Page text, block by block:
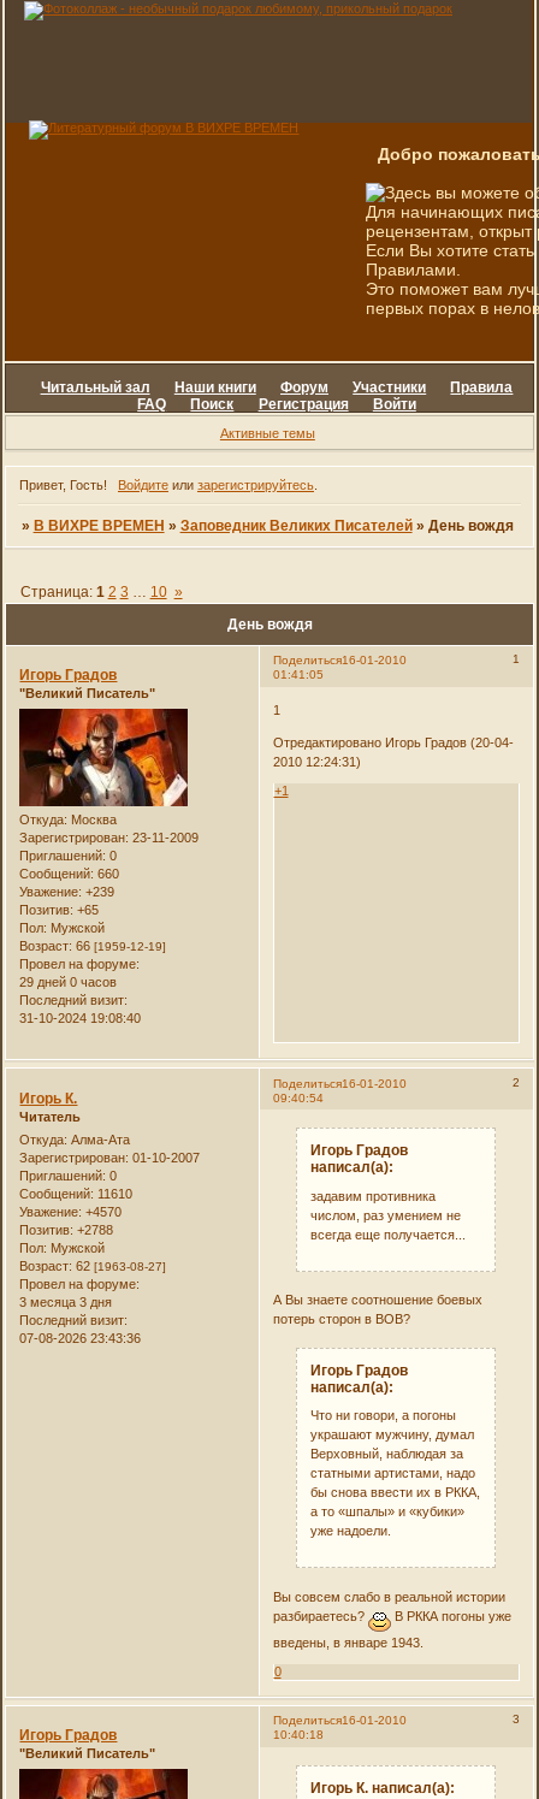
Добро
Здесь вы можете
Для начинающих
рецензентам, открыт
Если Вы хотите
Правилами.
Это поможет вам
первых порах в
Читальный зал Наши книги Форум Участники
Правила
FAQ
Поиск Регистрация Войти
Активные темы
Привет, Гость! Войдитеили зарегистрируйтесь.
» В ВИХРЕ ВРЕМЕН » Заповедник Великих Писателей » День вождя
День вождя
Страница: 1 2 3 … 10 »
Поделиться 1
16-01-2010
01:41:05
Игорь Градов
"Великий Писатель"
Откуда: Москва
Зарегистрирован: 23-11-2009
Приглашений: 0
Сообщений: 660
Уважение: +239
Позитив: +65
Пол: Мужской
Возраст: 66[1959-12-19]
Провел на форуме:
29 дней 0 часов
Последний визит:
31-10-2024 19:08:40
1
Отредактировано Игорь Градов (20-04-
2010 12:24:31)
+1
Поделиться 2
16-01-2010
09:40:54
Игорь К.
Читатель
Откуда: Алма-Ата
Зарегистрирован: 01-10-2007
Приглашений: 0
Сообщений: 11610
Уважение: +4570
Позитив: +2788
Пол: Мужской
Возраст: 62[1963-08-27]
Провел на форуме:
3 месяца 3 дня
Последний визит:
07-08-2026 23:43:36
Игорь Градов
написал(а):
задавим противника
числом, раз умением не
всегда еще получается...
А Вы знаете соотношение боевых
потерь сторон в ВОВ?
Игорь Градов
написал(а):
Что ни говори, а погоны
украшают мужчину, думал
Верховный, наблюдая за
статными артистами, надо
бы снова ввести их в РККА,
а то «шпалы» и «кубики»
уже надоели.
Вы совсем слабо в реальной истории
разбираетесь?
В РККА погоны уже
введены, в январе 1943.
0
Поделиться 3
16-01-2010
10:40:18
Игорь Градов
"Великий Писатель"
Игорь К. написал(а):